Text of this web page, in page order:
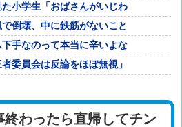
た小学生「おばさんがいじわ
で倒壊、中に鉄筋がないこと
手なのって本当に辛いよな
委員会は反論をほぼ無視」
終わったら直帰してチン